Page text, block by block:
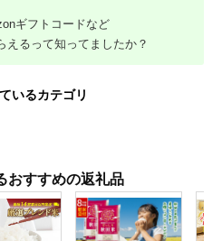
ギフトコードなど
えるって知ってましたか？
いるカテゴリ
おすすめの返礼品